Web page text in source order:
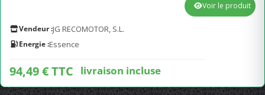
Vendeur :JG RECOMOTOR, S.L.
Energie :Essence
94,49 € TTC livraison incluse
Voir le produit